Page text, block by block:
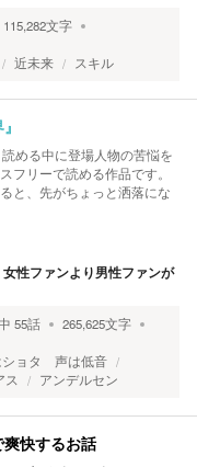
115,282文字
近未来 スキル
める中に登場人物の苦悩を
フリーで読める作品です。
と、先がちょっと洒落にな
性ファンより男性ファンが
55話 265,625文字
ショタ 声は低音
ス アンデルセン
爽快するお話